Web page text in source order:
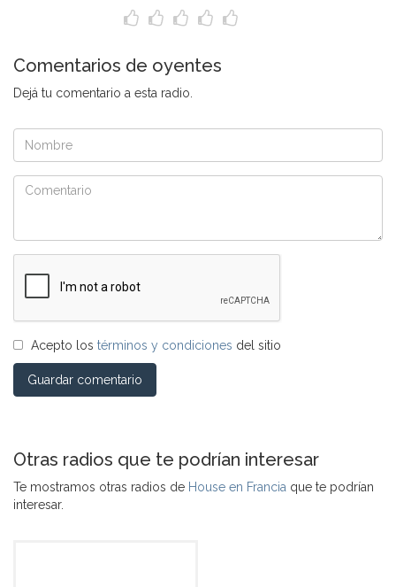
Comentarios de oyentes
Dejá tu comentario a esta radio.
Acepto los términos y condiciones del sitio
Guardar comentario
Otras radios que te podrían interesar
Te mostramos otras radios de House en Francia que te podrían
interesar.